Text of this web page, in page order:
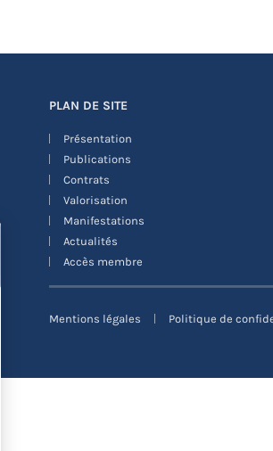
PLAN DE SITE
Présentation
Publications
Contrats
Valorisation
Manifestations
Actualités
Accès membre
Mentions légales Politique de